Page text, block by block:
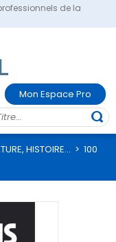
professionnels de la
Mon Espace Pro
HISTOIRE... > 100